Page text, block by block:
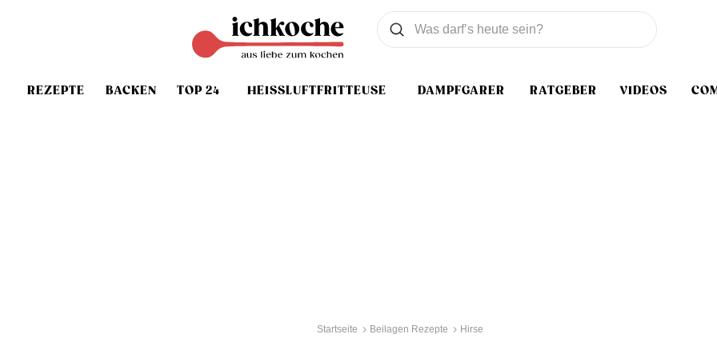
REZEPTE BACKEN TOP 24 HEISSLUFTFRITTEUSE DAMPFGARER RATGEBER VIDEOS
Was wollen Sie suchen
Suchen
Startseite Beilagen Rezepte Hirse